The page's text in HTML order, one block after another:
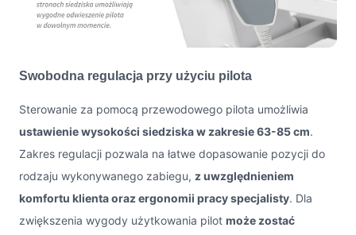
Swobodna regulacja przy użyciu pilota
Sterowanie za pomocą przewodowego pilota umożliwia
ustawienie wysokości siedziska w zakresie 63-85 cm.
Zakres regulacji pozwala na łatwe dopasowanie pozycji do
rodzaju wykonywanego zabiegu, z uwzględnieniem
komfortu klienta oraz ergonomii pracy specjalisty. Dla
zwiększenia wygody użytkowania pilot może zostać